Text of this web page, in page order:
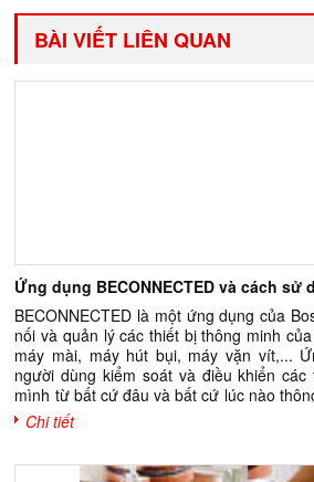
BÀI VIẾT LIÊN QUAN
Ứng dụng BECONNECTED và cách sử
BECONNECTED là một ứng dụng của
nối và quản lý các thiết bị thông minh
máy mài, máy hút bụi, máy vặn vít,...
người dùng kiểm soát và điều khiển
mình từ bất cứ đâu và bất cứ lúc nào
hoặc máy tính bảng. Ứng dụng
tính năng hữu ích cho người dùng như: -
đâu và bất cứ lúc nào, giúp tiết kiệm
Chi tiết